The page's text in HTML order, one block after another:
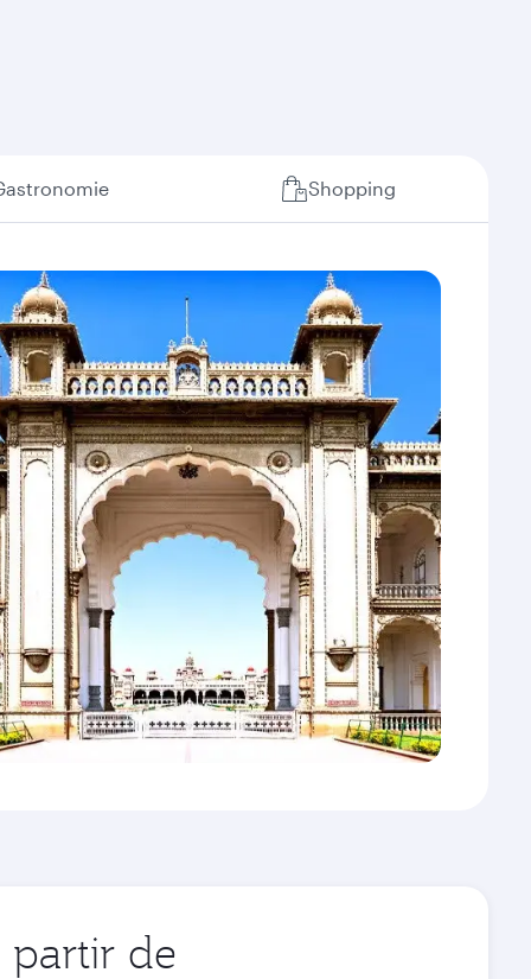
Shopping
partir de